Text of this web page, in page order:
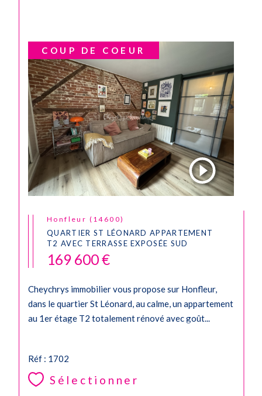
COUP DE COEUR
Honfleur (14600)
QUARTIER ST LÉONARD APPARTEMENT
T2 AVEC TERRASSE EXPOSÉE SUD
169 600 €
Cheychrys immobilier vous propose sur Honfleur,
dans le quartier St Léonard, au calme, un appartement
au 1er étage T2 totalement rénové avec goût...
Réf : 1702
Sélectionner